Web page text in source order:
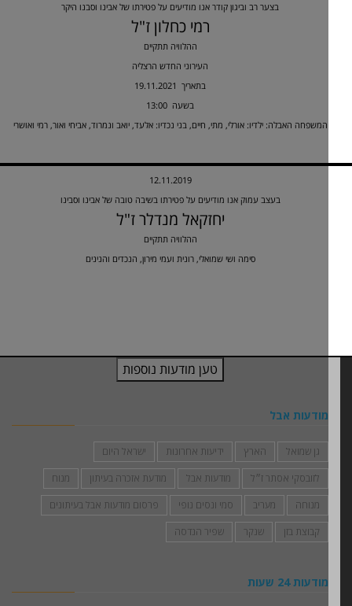
בצער רב וביגון קודר אנו מודיעים על פטירתו של אבינו וסבנו היקר
רמי כחלון ז"ל
ההלוויה תתקיים
העירוני החדש הרצליה
19.11.2021 בתאריך
המשפחה האבלה: ילדיו: אורלי, מתי, חיים, בני נכדיו: אלעד, יואב ונמרוד, אביחי ואור, רמי ואושרי
12.11.2019
בעצב עמוק אנו מודיעים על פטירתו בשיבה טובה של אבינו וסבינו
יחזקאל מנדלר ז"ל
ההלוויה תתקיים
סימה ושי שמואלי, רונית ועמי מירון, הנכדים והנינים
מודעות אבל
גן שמואל הארץ ידיעות אחרונות
ישראל היום
לזובסקי אסתר ז״ל
מודעות אבל מודעת אזכרה בעיתון
מנוח
מעריב סמי ונסים נופי
פרסום מודעות אבל בעיתונים
קבוצת בזן
שנקר שפיר הנדסה
מודעות 24 שעות